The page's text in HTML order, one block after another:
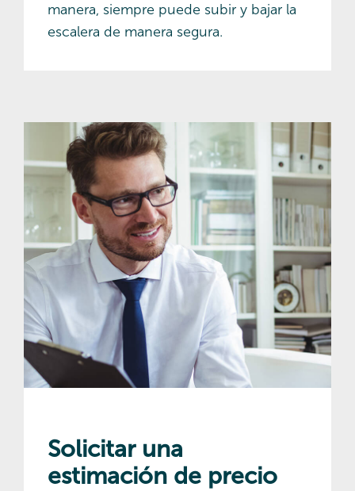
manera, siempre puede subir y bajar la
escalera de manera segura.
Solicitar una
estimación de precio